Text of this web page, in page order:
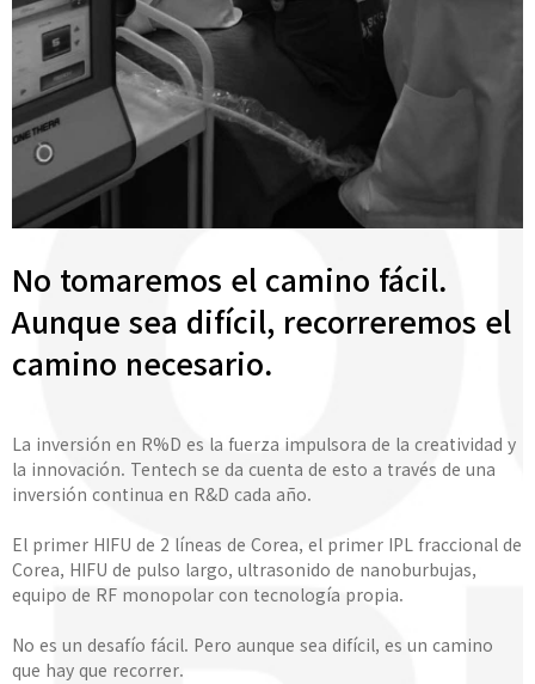
No tomaremos el camino fácil.
Aunque sea difícil, recorreremos el
camino necesario.
La inversión en R%D es la fuerza impulsora de la creatividad y
la innovación. Tentech se da cuenta de esto a través de una
inversión continua en R&D cada año.
El primer HIFU de 2 líneas de Corea, el primer IPL fraccional de
Corea, HIFU de pulso largo, ultrasonido de nanoburbujas,
equipo de RF monopolar con tecnología propia.
No es un desafío fácil. Pero aunque sea difícil, es un camino
que hay que recorrer.